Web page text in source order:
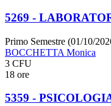
5269 -
Primo Semestre (01/10/
BOCCHETTA Monica
3 CFU
18 ore
5359 -